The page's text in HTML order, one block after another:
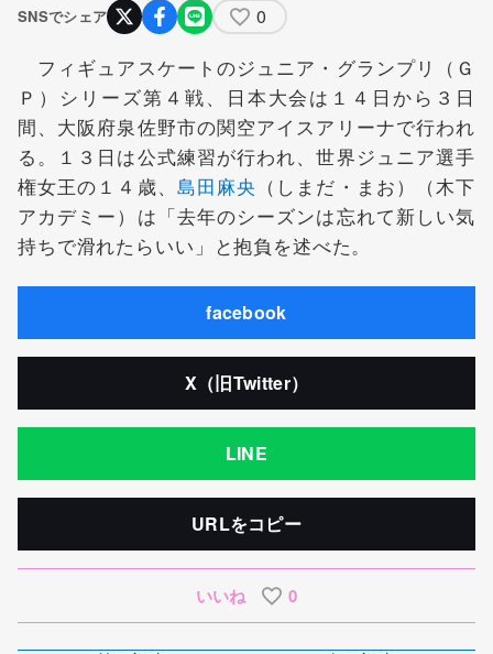
SNSでシェア 0
フィギュアスケートのジュニア・グランプリ（Ｇ
Ｐ）シリーズ第４戦、日本大会は１４日から３日
間、大阪府泉佐野市の関空アイスアリーナで行われ
る。１３日は公式練習が行われ、世界ジュニア選手
権女王の１４歳、 島田麻央 （しまだ・まお）（木下
アカデミー）は「去年のシーズンは忘れて新しい気
持ちで滑れたらいい」と抱負を述べた。
facebook
X（旧Twitter）
LINE
URLをコピー
いいね 0